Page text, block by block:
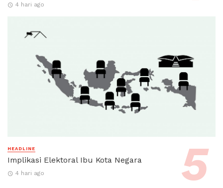
4 hari ago
HEADLINE
Implikasi Elektoral Ibu Kota Negara
4 hari ago